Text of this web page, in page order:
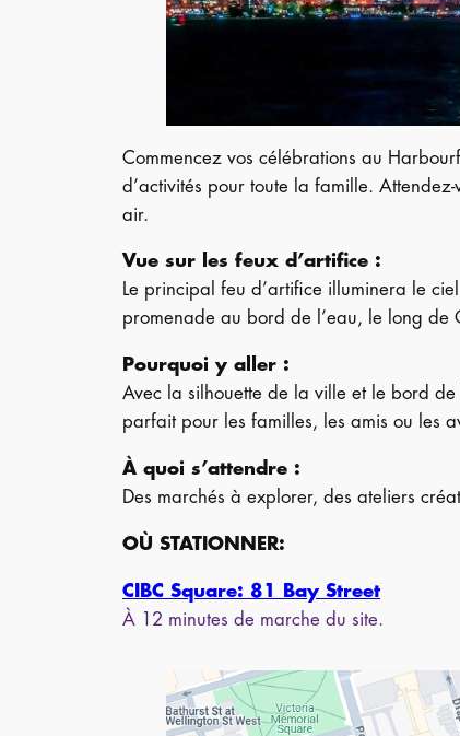
Commencez vos célébrations au
d’activités pour toute la famille.
air.
Vue sur les feux d’artifice :
Le principal feu d’artifice illuminera le
promenade au bord de l’eau, le long de
Pourquoi y aller :
Avec la silhouette de la ville et le bord de
parfait pour les familles, les amis ou les
À quoi s’attendre :
Des marchés à explorer, des ateliers
OÙ STATIONNER:
CIBC Square: 81 Bay Street
À 12 minutes de marche du site.